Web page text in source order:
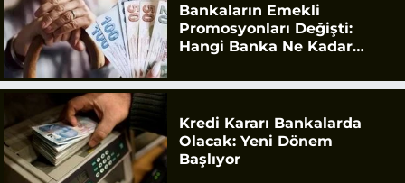
Bankaların Emekli
Promosyonları Değişti:
Hangi Banka Ne Kadar
Kredi Kararı Bankalarda
Olacak: Yeni Dönem
Başlıyor